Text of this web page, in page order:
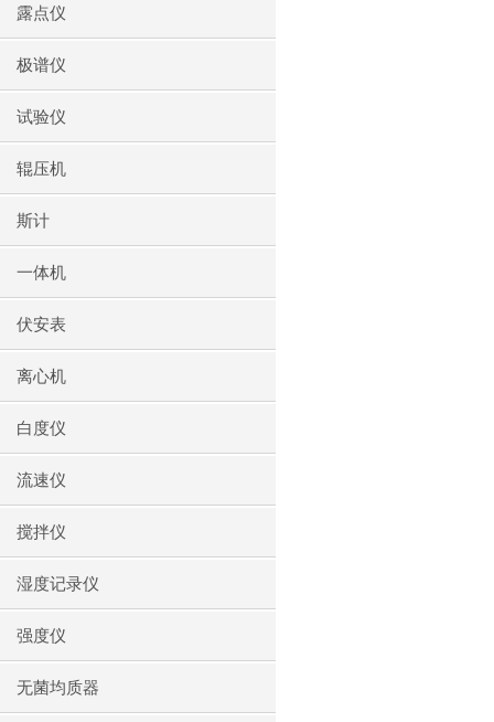
露点仪
极谱仪
试验仪
辊压机
斯计
一体机
伏安表
离心机
白度仪
流速仪
搅拌仪
湿度记录仪
强度仪
无菌均质器